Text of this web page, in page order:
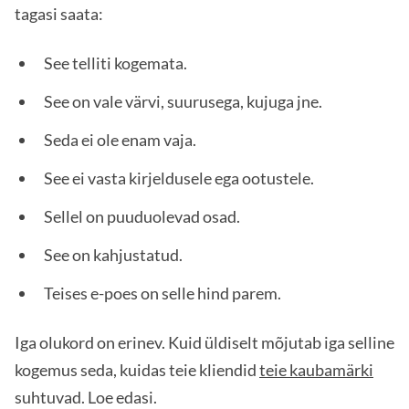
tagasi saata:
See telliti kogemata.
See on vale värvi, suurusega, kujuga jne.
Seda ei ole enam vaja.
See ei vasta kirjeldusele ega ootustele.
Sellel on puuduolevad osad.
See on kahjustatud.
Teises e-poes on selle hind parem.
Iga olukord on erinev. Kuid üldiselt mõjutab iga selline
kogemus seda, kuidas teie kliendidteie kaubamärki
suhtuvad. Loe edasi.